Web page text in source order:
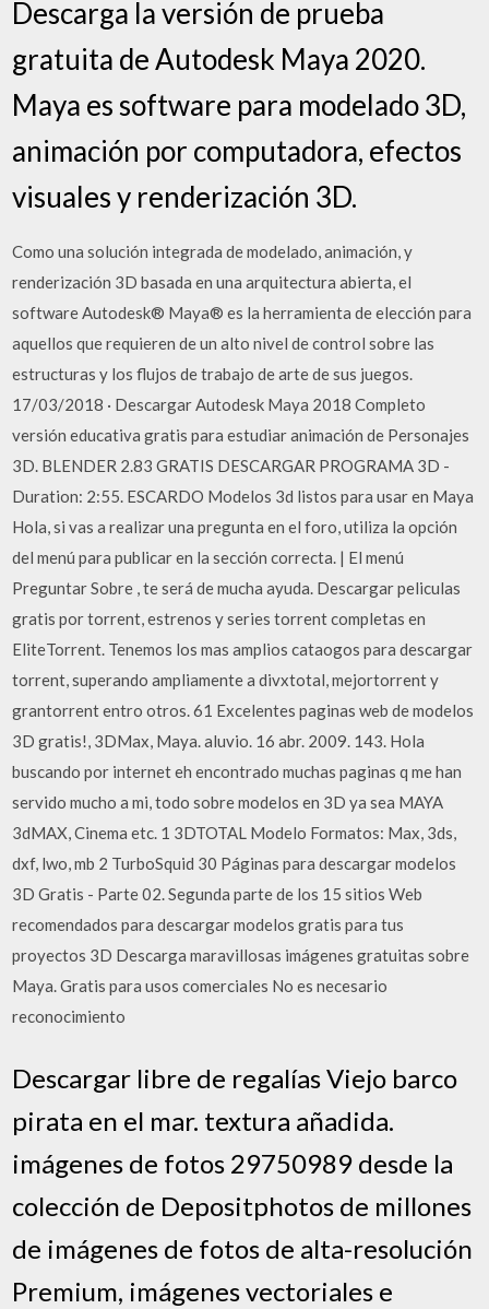
Descarga la versión de prueba
gratuita de Autodesk Maya 2020.
Maya es software para modelado 3D,
animación por computadora, efectos
visuales y renderización 3D.
Como una solución integrada de modelado, animación, y
renderización 3D basada en una arquitectura abierta, el
software Autodesk® Maya® es la herramienta de elección para
aquellos que requieren de un alto nivel de control sobre las
estructuras y los flujos de trabajo de arte de sus juegos.
17/03/2018 · Descargar Autodesk Maya 2018 Completo
versión educativa gratis para estudiar animación de Personajes
3D. BLENDER 2.83 GRATIS DESCARGAR PROGRAMA 3D -
Duration: 2:55. ESCARDO Modelos 3d listos para usar en Maya
Hola, si vas a realizar una pregunta en el foro, utiliza la opción
del menú para publicar en la sección correcta. | El menú
Preguntar Sobre , te será de mucha ayuda. Descargar peliculas
gratis por torrent, estrenos y series torrent completas en
EliteTorrent. Tenemos los mas amplios cataogos para descargar
torrent, superando ampliamente a divxtotal, mejortorrent y
grantorrent entro otros. 61 Excelentes paginas web de modelos
3D gratis!, 3DMax, Maya. aluvio. 16 abr. 2009. 143. Hola
buscando por internet eh encontrado muchas paginas q me han
servido mucho a mi, todo sobre modelos en 3D ya sea MAYA
3dMAX, Cinema etc. 1 3DTOTAL Modelo Formatos: Max, 3ds,
dxf, lwo, mb 2 TurboSquid 30 Páginas para descargar modelos
3D Gratis - Parte 02. Segunda parte de los 15 sitios Web
recomendados para descargar modelos gratis para tus
proyectos 3D Descarga maravillosas imágenes gratuitas sobre
Maya. Gratis para usos comerciales No es necesario
reconocimiento
Descargar libre de regalías Viejo barco
pirata en el mar. textura añadida.
imágenes de fotos 29750989 desde la
colección de Depositphotos de millones
de imágenes de fotos de alta-resolución
Premium, imágenes vectoriales e